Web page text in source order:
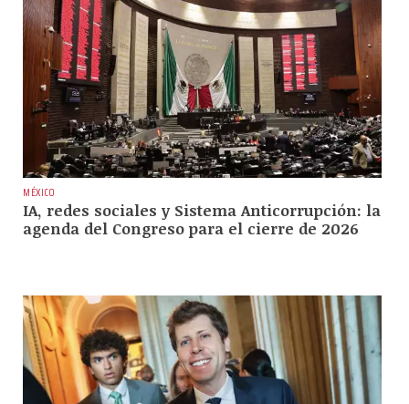
MÉXICO
IA, redes sociales y Sistema Anticorrupción: la
agenda del Congreso para el cierre de 2026